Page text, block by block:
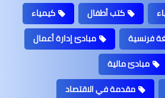
كتب أطفال
كيمياء
فرنسية
مبادئ إدارة أعمال
مبادئ مالية
مقدمة في الاقتصاد